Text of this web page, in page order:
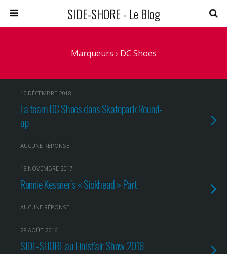
SIDE-SHORE - Le Blog
Marqueurs › DC Shoes
10 DÉCEMBRE 2018
La team DC Shoes dans Skatepark Round-
up
AUCUNE RÉPONSE
18 NOVEMBRE 2017
Ronnie Kessner’s « Sickhead » Part
AUCUNE RÉPONSE
28 AOÛT 2016
SIDE-SHORE au Finist’air Show 2016